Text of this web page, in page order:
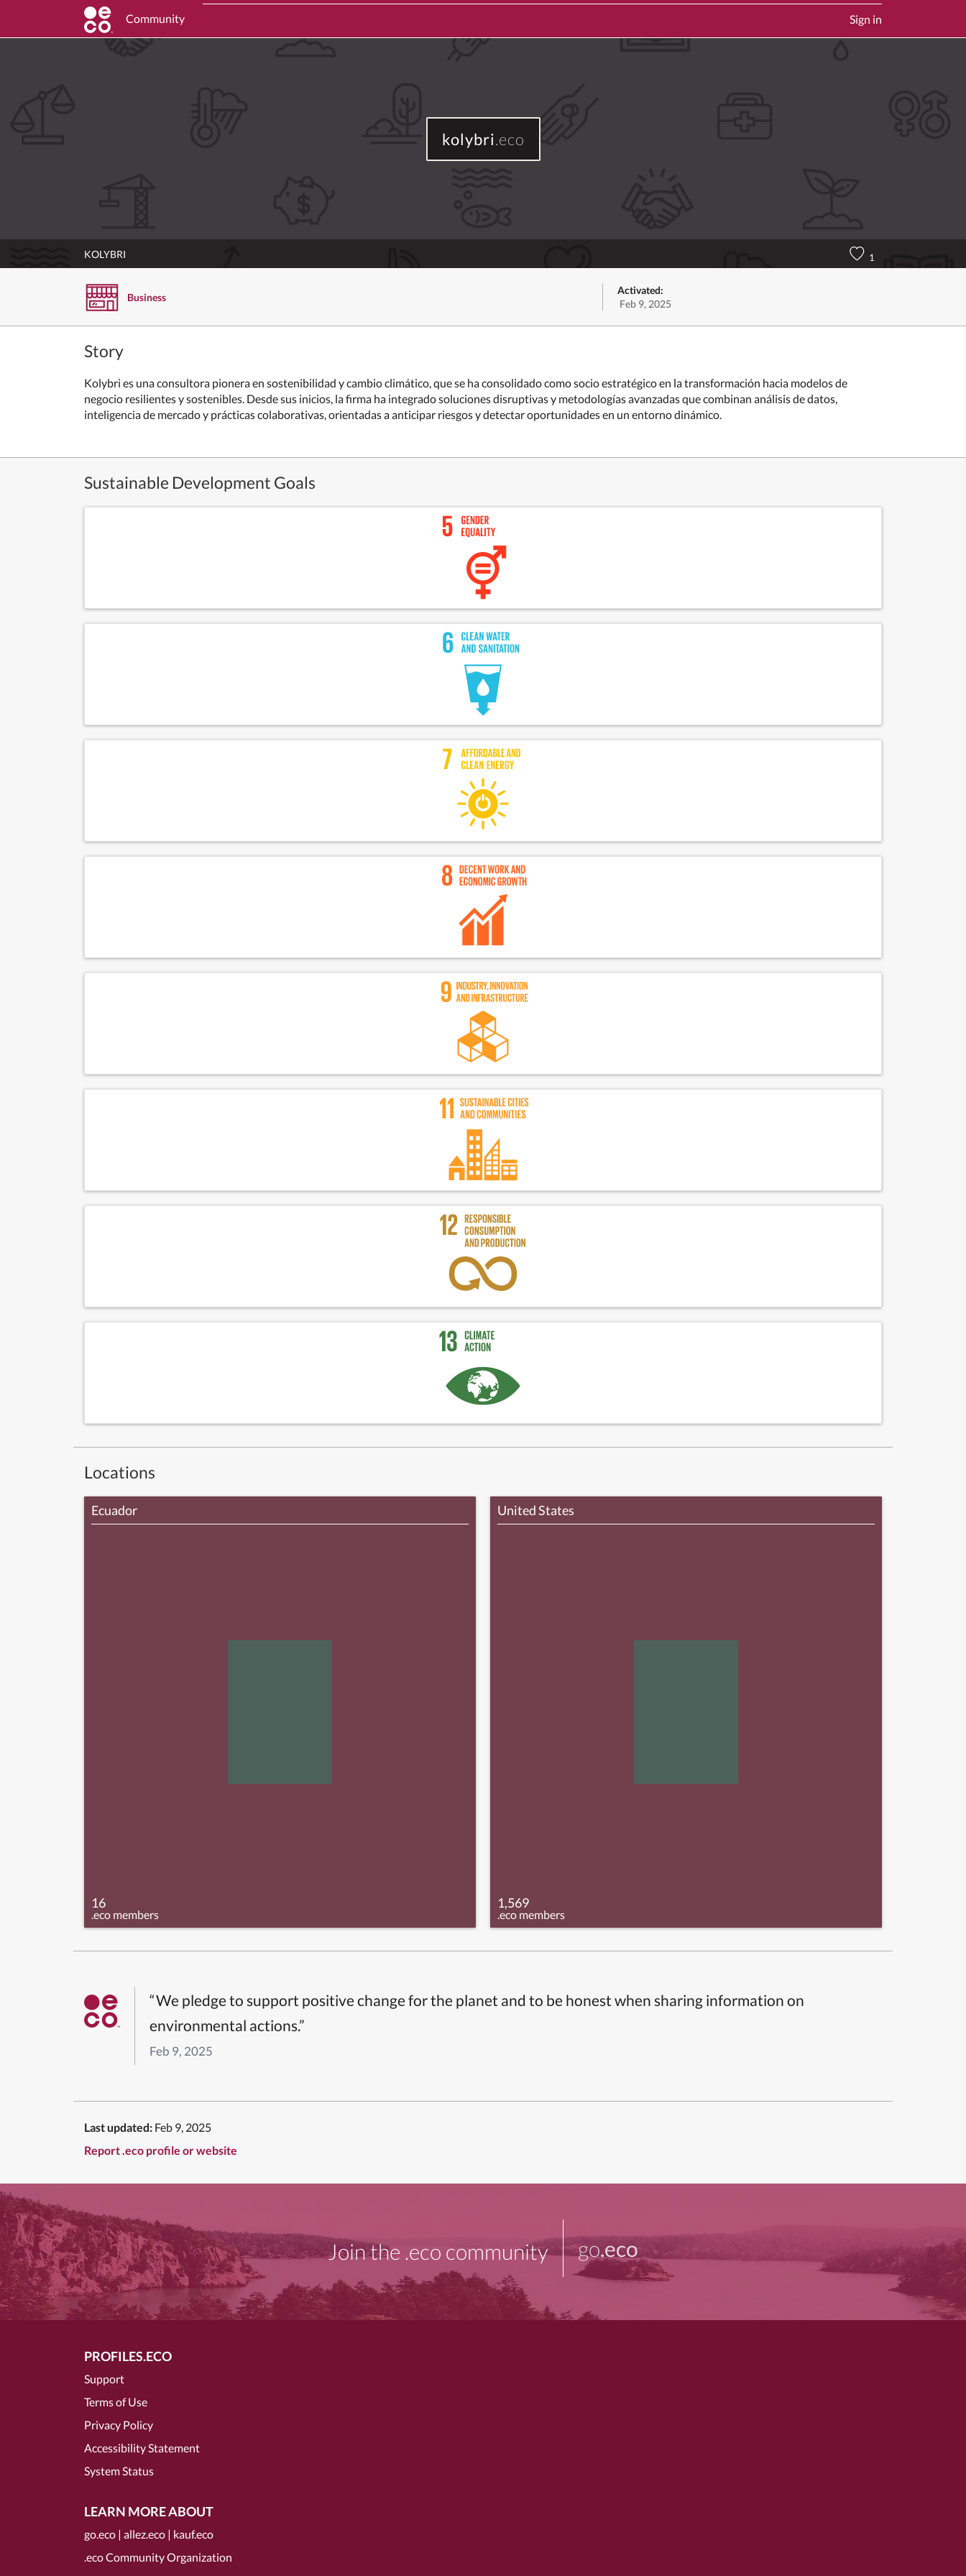
Community Sign in
kolybri.eco
KOLYBRI 1
Business
Activated:
Feb 9, 2025
Story
Kolybri es una consultora pionera en sostenibilidad y cambio climático, que se ha consolidado como socio estratégico en la transformación hacia modelos de
negocio resilientes y sostenibles. Desde sus inicios, la firma ha integrado soluciones disruptivas y metodologías avanzadas que combinan análisis de datos,
inteligencia de mercado y prácticas colaborativas, orientadas a anticipar riesgos y detectar oportunidades en un entorno dinámico.
Sustainable Development Goals
Locations
Ecuador
16
.eco members
United States
1,569
.eco members
“We pledge to support positive change for the planet and to be honest when sharing information on
environmental actions.”
Feb 9, 2025
Last updated: Feb 9, 2025
Report .eco profile or website
Join the .eco community go.eco
PROFILES.ECO
Support
Terms of Use
Privacy Policy
Accessibility Statement
System Status
LEARN MORE ABOUT
go.eco | allez.eco | kauf.eco
.eco Community Organization